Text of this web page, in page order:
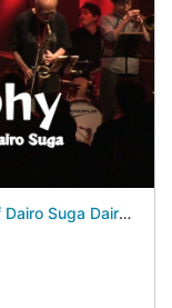
Eric Dolphy at the Five Spot at Pit-Inn of Dairo Suga Dairo Suga 5Days - July 24, 2026 -